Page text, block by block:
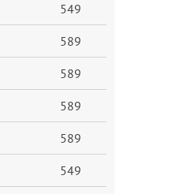
549
589
589
589
589
549